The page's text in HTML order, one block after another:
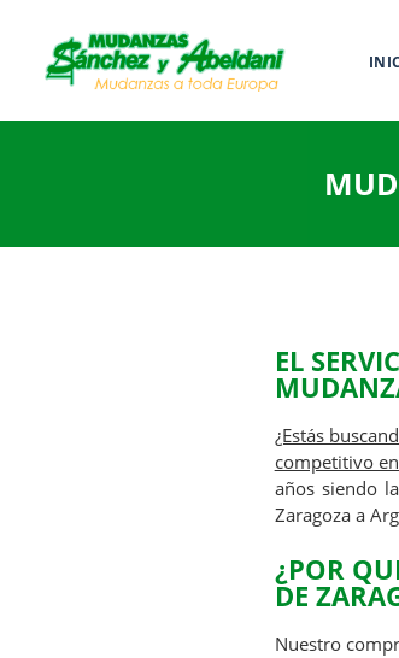
EL
¿Estás
competitivo
años siendo
Zaragoza a
¿POR
DE
Nuestro